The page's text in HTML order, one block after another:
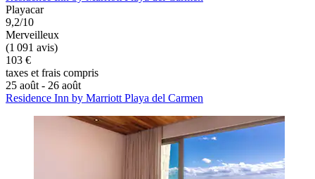
Playacar
9,2/10
Merveilleux
(1 091 avis)
103 €
taxes et frais compris
25 août - 26 août
Residence Inn by Marriott Playa del Carmen